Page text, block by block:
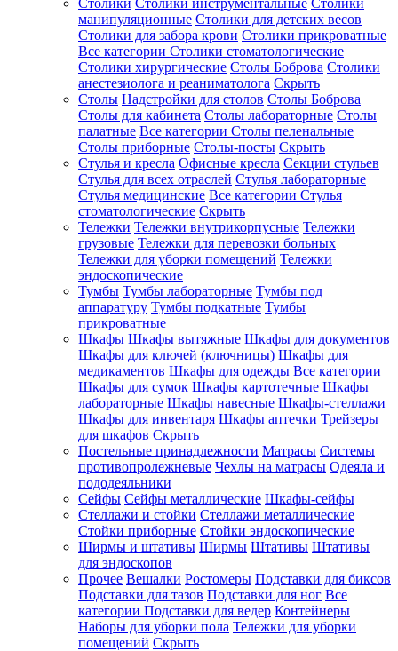
Столики Столики инструментальные Столики
манипуляционные Столики для детских весов
Столики для забора крови Столики прикроватные
Все категории Столики стоматологические
Столики хирургические Столы Боброва Столики
анестезиолога и реаниматолога Скрыть
Столы Надстройки для столов Столы Боброва
Столы для кабинета Столы лабораторные Столы
палатные Все категории Столы пеленальные
Столы приборные Столы-посты Скрыть
Стулья и кресла Офисные кресла Секции стульев
Стулья для всех отраслей Стулья лабораторные
Стулья медицинские Все категории Стулья
стоматологические Скрыть
Тележки Тележки внутрикорпусные Тележки
грузовые Тележки для перевозки больных
Тележки для уборки помещений Тележки
эндоскопические
Тумбы Тумбы лабораторные Тумбы под
аппаратуру Тумбы подкатные Тумбы
прикроватные
Шкафы Шкафы вытяжные Шкафы для документов
Шкафы для ключей (ключницы) Шкафы для
медикаментов Шкафы для одежды Все категории
Шкафы для сумок Шкафы картотечные Шкафы
лабораторные Шкафы навесные Шкафы-стеллажи
Шкафы для инвентаря Шкафы аптечки Трейзеры
для шкафов Скрыть
Постельные принадлежности Матрасы Системы
противопролежневые Чехлы на матрасы Одеяла и
пододеяльники
Сейфы Сейфы металлические Шкафы-сейфы
Стеллажи и стойки Стеллажи металлические
Стойки приборные Стойки эндоскопические
Ширмы и штативы Ширмы Штативы Штативы
для эндоскопов
Прочее Вешалки Ростомеры Подставки для биксов
Подставки для тазов Подставки для ног Все
категории Подставки для ведер Контейнеры
Наборы для уборки пола Тележки для уборки
помещений Скрыть